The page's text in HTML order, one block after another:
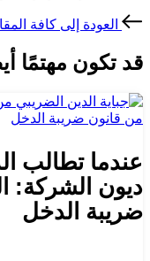
العودة إلى كافة
قد تكون مهتمًا
عندما تطالب
ضريبة الدخل